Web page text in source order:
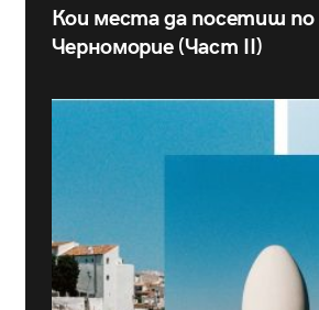
Кои места да посетиш
Черноморие (Част II)